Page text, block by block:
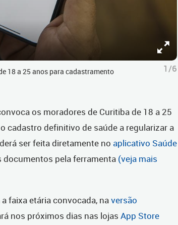
18 a 25 anos para cadastramento
1/6
os moradores de Curitiba de 18 a 25
cadastro definitivo de saúde a regularizar a
ser feita diretamente no aplicativo Saúde
documentos pela ferramenta (veja mais
faixa etária convocada, naversão
nos próximos dias nas lojas App Store